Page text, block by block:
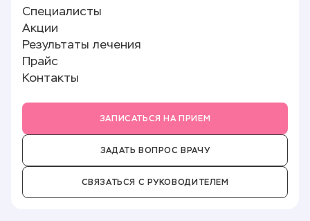
Минифлебэктомия
Лицензии и документы
О клинике
Отзывы
Новости
Вакансии
Памятка пациенту
Полезные статьи
Специалисты
Акции
Результаты лечения
Прайс
Контакты
ЗАПИСАТЬСЯ НА ПРИЕМ
ЗАДАТЬ ВОПРОС ВРАЧУ
СВЯЗАТЬСЯ С РУКОВОДИТЕЛЕМ